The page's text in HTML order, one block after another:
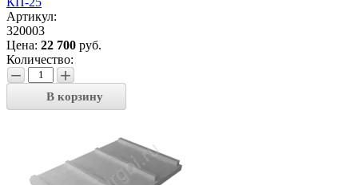
Артикул:
320003
Цена: 22 700 руб.
Количество:
− +
В корзину